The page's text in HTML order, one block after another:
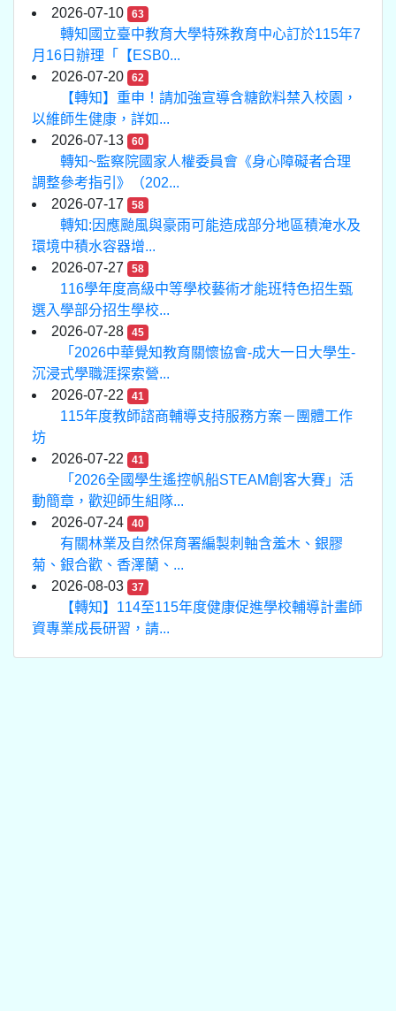
2026-07-10
63
轉知國立臺中教育大學特殊教育中心訂於115年7
月16日辦理「【ESB0...
2026-07-20
62
【轉知】重申！請加強宣導含糖飲料禁入校園，
以維師生健康，詳如...
2026-07-13
60
轉知~監察院國家人權委員會《身心障礙者合理
調整參考指引》（202...
2026-07-17
58
轉知:因應颱風與豪雨可能造成部分地區積淹水及
環境中積水容器增...
2026-07-27
58
116學年度高級中等學校藝術才能班特色招生甄
選入學部分招生學校...
2026-07-28
45
「2026中華覺知教育關懷協會-成大一日大學生-
沉浸式學職涯探索營...
2026-07-22
41
115年度教師諮商輔導支持服務方案－團體工作
坊
2026-07-22
41
「2026全國學生遙控帆船STEAM創客大賽」活
動簡章，歡迎師生組隊...
2026-07-24
40
有關林業及自然保育署編製刺軸含羞木、銀膠
菊、銀合歡、香澤蘭、...
2026-08-03
37
【轉知】114至115年度健康促進學校輔導計畫師
資專業成長研習，請...